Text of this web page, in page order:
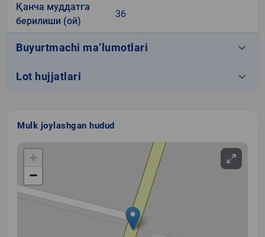
Қанча муддатга
берилиши (ой)
36
Buyurtmachi ma’lumotlari keyboard_arrow_down
Lot hujjatlari keyboard_arrow_down
Mulk joylashgan hudud
+
−